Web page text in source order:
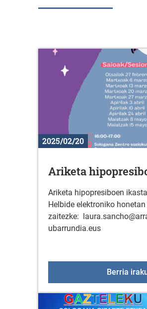
2025/02/20
Ariketa
Ariketa hipopresiboen
Helbide elektroniko
zaitezke:
ubarrundia.eus
Berria